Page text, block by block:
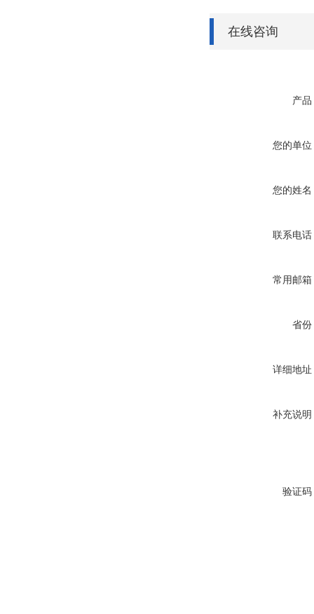
在线咨询
产品
您的单位
您的姓名
联系电话
常用邮箱
省份
详细地址
补充说明
验证码